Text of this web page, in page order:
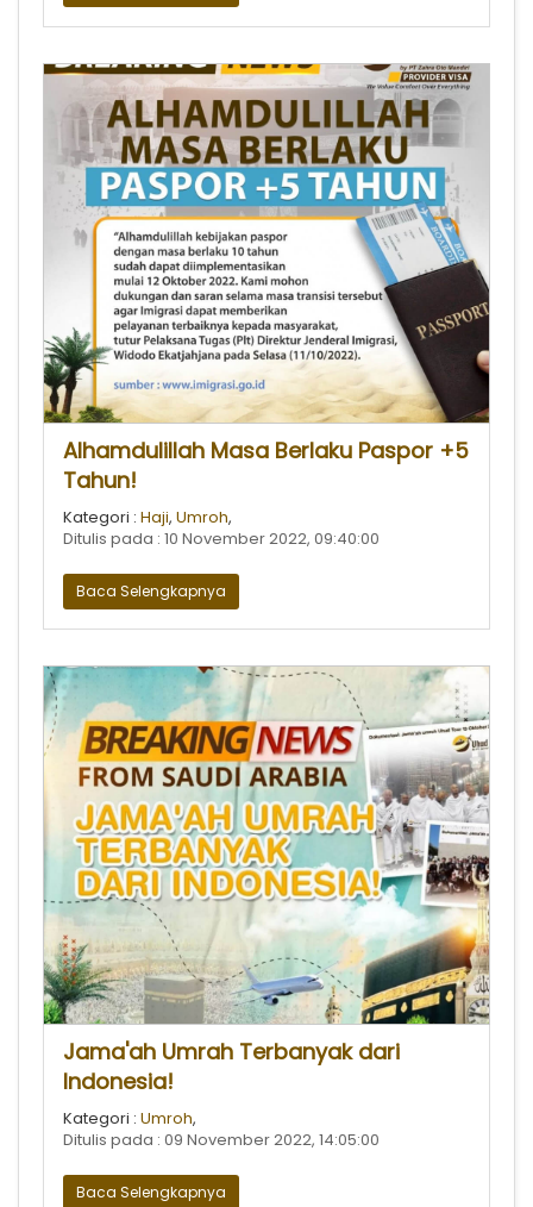
Alhamdulillah Masa Berlaku Paspor +5
Tahun!
Kategori : Haji, Umroh,
Ditulis pada : 10 November 2022, 09:40:00
Baca Selengkapnya
Jama'ah Umrah Terbanyak dari
Indonesia!
Kategori : Umroh,
Ditulis pada : 09 November 2022, 14:05:00
Baca Selengkapnya